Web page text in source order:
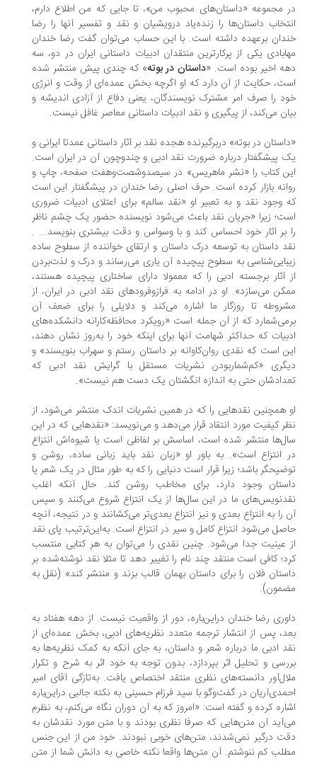
مجموعه «داستان‌های محبوب من»، تا جایی که من اطلاع دارم،
داستان‌ها را زنده‌یاد درویشیان و نقد و تفسیر آنها را رضا
بر‌عهده داشته است. با این حساب می‌توان گفت رضا خندان
یکی از پرکارترین منتقدان ادبیات داستانی ایران در دو، سه
اخیر بوده است. «داستان در بوته » که چندی پیش منتشر شده
حکایت از آن دارد که او اگرچه بخش عمده‌ای از وقت و انرژی
را صرف امر مشترک نویسندگان، یعنی دفاع از آزادی اندیشه و
می‌کند، از پیگیری و نقد ادبیات داستانی معاصر غافل نیست.
در بوته» دربرگیرنده هجده نقد بر آثار داستانی عمدتا ایرانی و
پیشگفتار درباره ضرورت نقد ادبی و چند‌وچون آن در ایران است.
کتاب را «نشر ماهریس» در سیصدو‌شصت‌و‌هفت صفحه، چاپ و
بازار کرده است. حرف اصلی رضا خندان در پیشگفتار این است
وجود نقد و به تعبیر او «نقد سالم» برای اعتلای ادبیات ضروری
زیرا «جریان نقد باعث می‌شود نویسنده حضور یک چشم ناظر
بر آثار خود احساس کند و با وسواس و دقت بیشتری بنویسد... .
داستان به توسعه درک داستان و ارتقای خواننده از سطوح ساده
به سطوح پیچیده آن یاری می‌رساند و درک و لذت‌بردن
آثار برجسته ادبی را که معمولا دارای ساختاری پیچیده‌ هستند،
می‌سازد». او در ادامه به فراز‌و‌فرودهای نقد ادبی در ایران، از
تا روزگار ما اشاره می‌کند و دلایلی را برای ضعف آن
که از آن جمله است «رویکرد محافظه‌کارانه دانشکده‌های
که حداکثر شهامت آنها برای اینکه خود را به‌روز نشان دهند،
است که نقدی روان‌کاوانه بر داستان رستم و سهراب بنویسند» و
«کم‌شمار‌بودن نشریات مستقل با گرایش نقد ادبی که
حتی به اندازه انگشتان یک دست هم نیست».
همچنین نقدهایی را که در همین نشریات اندک منتشر می‌شود، از
کیفیت مورد انتقاد قرار می‌دهد و می‌نویسد: «نقدهایی که در این
منتشر شده است، اساسش بر لفاظی است یا شیوه‌اش انتزاع
انتزاع است». به باور او «زبان نقد باید زبانی ساده، روشن و
باشد؛ زیرا قرار است دنیایی را که به طور مثال در یک شعر یا
وجود دارد، برای مخاطب روشن کند. حال آنکه اغلب
ما در این سال‌ها از یک انتزاع شروع می‌کنند و سپس
را به انتزاع بعدی و نیز انتزاع بعدی‌تر می‌کشانند و در نتیجه، آنچه
می‌شود انتزاع کامل و سیر در انتزاع است. به‌این‌ترتیب پای نقد
عینیت جدا می‌شود. چنین نقدی را می‌توان به هر کتابی منتسب
کافی است منتقد چند نام را تغییر دهد تا مثلا نقد نوشته‌شده بر
فلان را برای داستان بهمان قالب بزند و منتشر کند» (نقل به
رضا خندان در‌این‌باره، دور از واقعیت نیست. از دهه هفتاد به
پس از انتشار ترجمه‌ متعدد نظریه‌های ادبی، بخش عمده‌ای از
ادبی ما در‌باره شعر و داستان، به جای آنکه به کمک نظریه‌ها به
و تحلیل اثر بپردازد، بدون توجه به خود اثر به شرح و تکرار
دانسته‌های نظری منتقد اختصاص یافت. به‌تازگی آقای امیر
در گفت‌وگو با سید فرزام حسینی به نکته جالبی در‌این‌باره
کرده و گفته است: «امروز که به آن دوران نگاه می‌کنم، به نظرم
آن متن‌هایی که صرفا نظری بودند و با متن مورد نقدشان به
درگیر نمی‌شدند، متن‌های خوبی نبودند. خود من از این جنس
کم ننوشتم. آن متن‌ها واقعا نکته خاصی به دانش شما از متن